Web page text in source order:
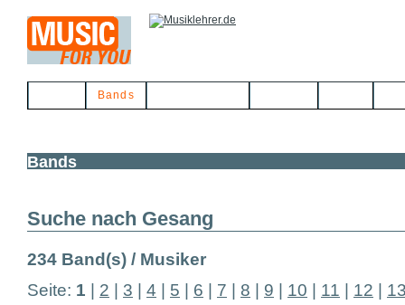
Bands
Bands
Suche nach Gesang
234 Band(s) / Musiker
Seite: 1 2 3 4 5 6 7 8 9 10 11 12